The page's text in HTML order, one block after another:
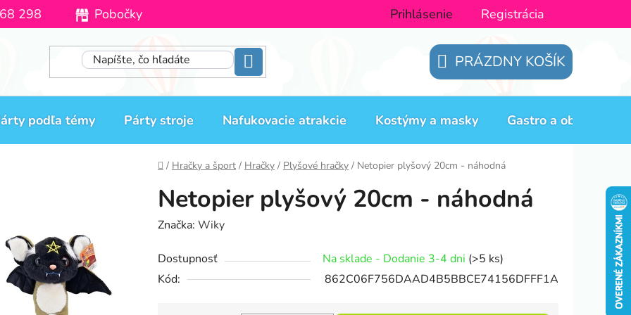
298 Pobočky Prihlásenie Registrácia
NÁKUPNÝ
KOŠÍK
PRÁZDNY KOŠÍK
podľa témy Párty stroje Nafukovacie atrakcie Kostýmy a masky Gastro a obaly
Domov
/ Hračky a šport / Hračky / Plyšové hračky / Netopier plyšový 20cm - náhodná
Netopier plyšový 20cm - náhodná
Značka: Wiky
Dostupnosť Na sklade - Dodanie 3-4 dni (>5 ks)
Kód:
862C06F756DAAD4B5BBCE74156DFFF1A